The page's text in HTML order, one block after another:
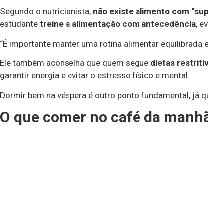
Segundo o nutricionista, não existe alimento com
estudante treine a alimentação com antecedência,
“É importante manter uma rotina alimentar equilibrada
Ele também aconselha que quem segue dietas
garantir energia e evitar o estresse físico e mental.
Dormir bem na véspera é outro ponto fundamental, já
O que comer no café da